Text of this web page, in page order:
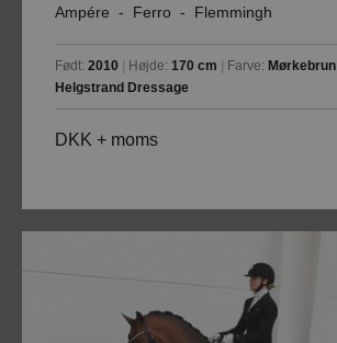
Ampére - Ferro - Flemmingh
Født: 2010 Højde: 170 cm Farve: Mørkebrun
Helgstrand Dressage
DKK + moms